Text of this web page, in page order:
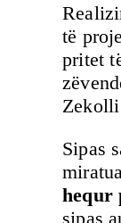
të
pritet
Sipas
hequr
sipas